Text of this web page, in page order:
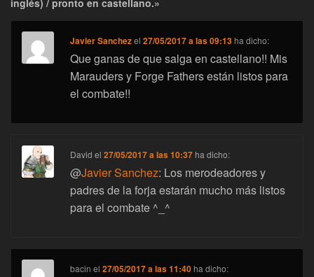
Javier Sanchezel27/05/2017 a las 09:13 ha dicho:
Que ganas de que salga en castellano!! Mis
Marauders y Forge Fathers están listos para
el combate!!
David el27/05/2017 a las 10:37 ha dicho:
@Javier Sanchez: Los merodeadores y
padres de la forja estarán mucho más listos
para el combate ^_^
bacin el27/05/2017 a las 11:40 ha dicho: